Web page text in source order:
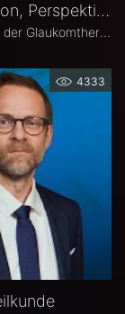
MIGS: Indikationen, Patientenselektion, Perspektiven – Atanas Bogoev, FEBO, MD
Welche Rolle spielen MIGS-Verfahren heute in der Glaukomtherapie? Atanas Bogoev, FEBO, MD, Oberarzt an der Universitätsaugenklinik Bochum spricht im Interview über Indikationen und Patientenselektion, den Stellenwert verschiedener MIGS-Verfahren im klinischen Alltag, realistische Therapieziele sowie Limitationen und zukünftige Entwicklungen der minimalinvasiven Glaukomchirurgie.
4333